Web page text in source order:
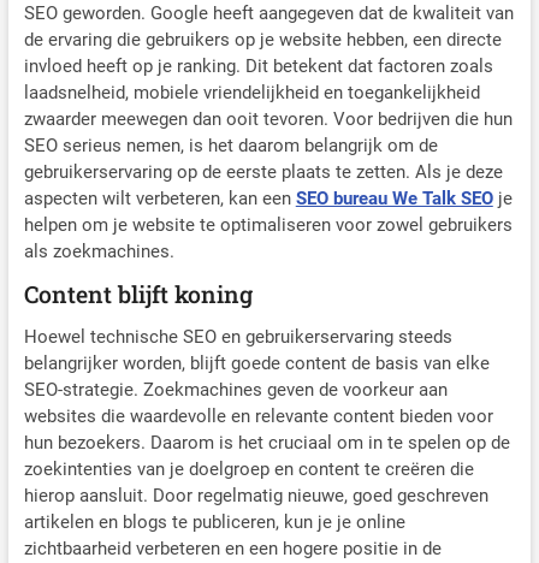
SEO geworden. Google heeft aangegeven dat de kwaliteit van
de ervaring die gebruikers op je website hebben, een directe
invloed heeft op je ranking. Dit betekent dat factoren zoals
laadsnelheid, mobiele vriendelijkheid en toegankelijkheid
zwaarder meewegen dan ooit tevoren. Voor bedrijven die hun
SEO serieus nemen, is het daarom belangrijk om de
gebruikerservaring op de eerste plaats te zetten. Als je deze
aspecten wilt verbeteren, kan een SEO bureau We Talk SEOje
helpen om je website te optimaliseren voor zowel gebruikers
als zoekmachines.
Content blijft koning
Hoewel technische SEO en gebruikerservaring steeds
belangrijker worden, blijft goede content de basis van elke
SEO-strategie. Zoekmachines geven de voorkeur aan
websites die waardevolle en relevante content bieden voor
hun bezoekers. Daarom is het cruciaal om in te spelen op de
zoekintenties van je doelgroep en content te creëren die
hierop aansluit. Door regelmatig nieuwe, goed geschreven
artikelen en blogs te publiceren, kun je je online
zichtbaarheid verbeteren en een hogere positie in de